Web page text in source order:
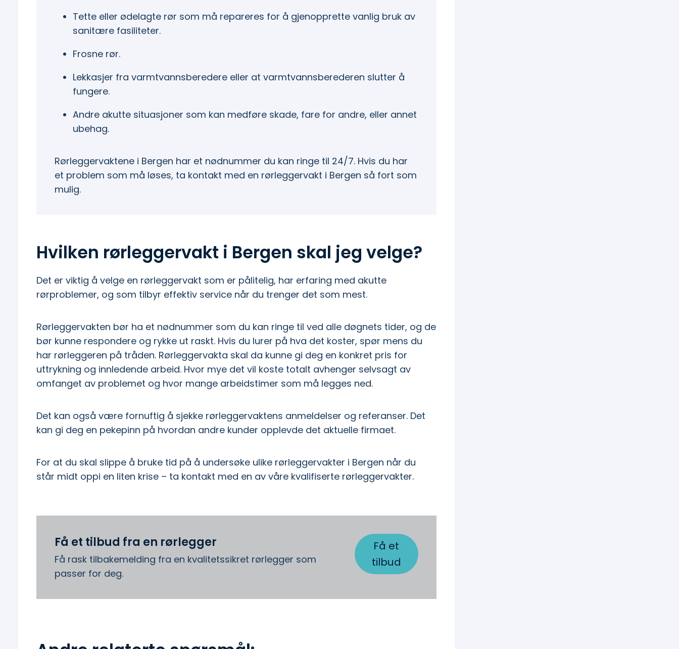
Tette eller ødelagte rør som må repareres for å gjenopprette vanlig bruk av
sanitære fasiliteter.
Frosne rør.
Lekkasjer fra varmtvannsberedere eller at varmtvannsberederen slutter å
fungere.
Andre akutte situasjoner som kan medføre skade, fare for andre, eller annet
ubehag.
Rørleggervaktene i Bergen har et nødnummer du kan ringe til 24/7. Hvis du har
et problem som må løses, ta kontakt med en rørleggervakt i Bergen så fort som
mulig.
Hvilken rørleggervakt i Bergen skal jeg velge?
Det er viktig å velge en rørleggervakt som er pålitelig, har erfaring med akutte
rørproblemer, og som tilbyr effektiv service når du trenger det som mest.
Rørleggervakten bør ha et nødnummer som du kan ringe til ved alle døgnets tider, og de
bør kunne respondere og rykke ut raskt. Hvis du lurer på hva det koster, spør mens du
har rørleggeren på tråden. Rørleggervakta skal da kunne gi deg en konkret pris for
uttrykning og innledende arbeid. Hvor mye det vil koste totalt avhenger selvsagt av
omfanget av problemet og hvor mange arbeidstimer som må legges ned.
Det kan også være fornuftig å sjekke rørleggervaktens anmeldelser og referanser. Det
kan gi deg en pekepinn på hvordan andre kunder opplevde det aktuelle firmaet.
For at du skal slippe å bruke tid på å undersøke ulike rørleggervakter i Bergen når du
står midt oppi en liten krise – ta kontakt med en av våre kvalifiserte rørleggervakter.
Få et tilbud fra en rørlegger
Få rask tilbakemelding fra en kvalitetssikret rørlegger som
passer for deg.
Få et
tilbud